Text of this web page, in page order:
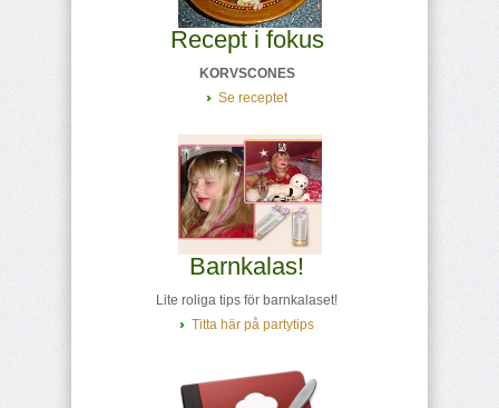
Recept i fokus
KORVSCONES
Se receptet
Barnkalas!
Lite roliga tips för barnkalaset!
Titta här på partytips